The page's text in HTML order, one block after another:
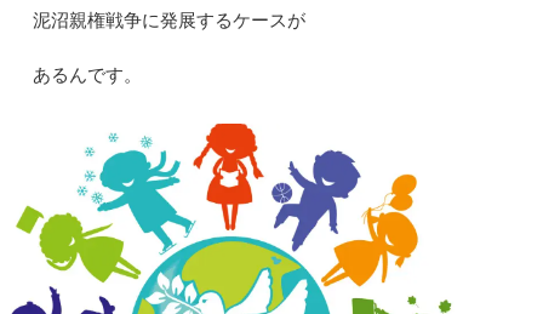
泥沼親権戦争に発展するケースが
あるんです。